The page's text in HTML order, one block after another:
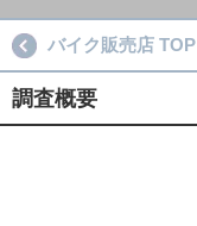
バイク販売店 TOP
調査概要